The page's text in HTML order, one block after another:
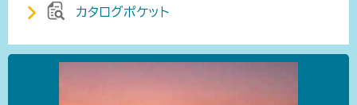
カタログポケット